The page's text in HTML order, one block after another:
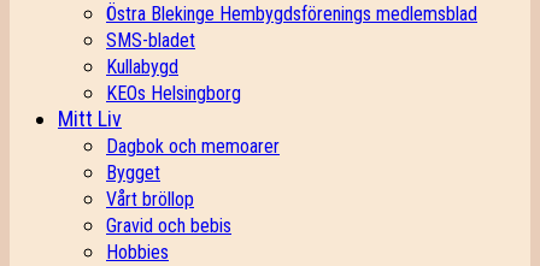
Östra Blekinge Hembygdsförenings medlemsblad
SMS-bladet
Kullabygd
KEOs Helsingborg
Mitt Liv
Dagbok och memoarer
Bygget
Vårt bröllop
Gravid och bebis
Hobbies